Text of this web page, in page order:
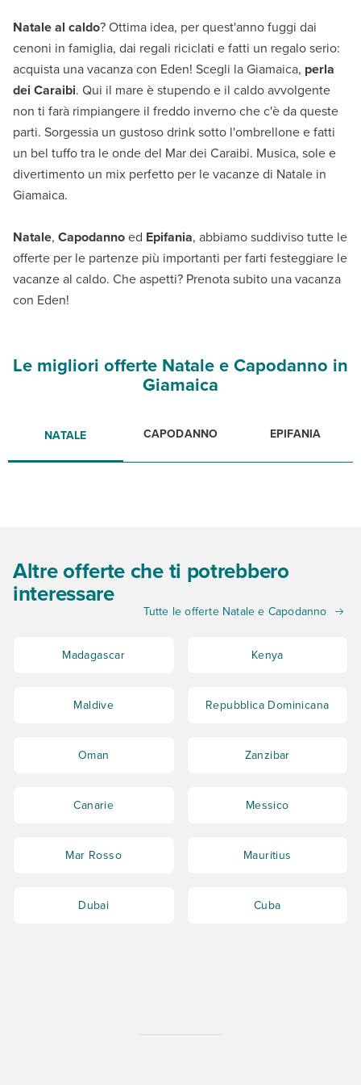
Natale al caldo? Ottima idea, per quest'anno fuggi dai
cenoni in famiglia, dai regali riciclati e fatti un regalo serio:
acquista una vacanza con Eden! Scegli la Giamaica, perla
dei Caraibi. Qui il mare è stupendo e il caldo avvolgente
non ti farà rimpiangere il freddo inverno che c'è da queste
parti. Sorgessia un gustoso drink sotto l'ombrellone e fatti
un bel tuffo tra le onde del Mar dei Caraibi. Musica, sole e
divertimento un mix perfetto per le vacanze di Natale in
Giamaica.
Natale, Capodannoed Epifania, abbiamo suddiviso tutte le
offerte per le partenze più importanti per farti festeggiare le
vacanze al caldo. Che aspetti? Prenota subito una vacanza
con Eden!
Le migliori offerte Natale e Capodanno in
Giamaica
NATALE CAPODANNO EPIFANIA
Altre offerte che ti potrebbero
interessare
Tutte le offerte Natale e Capodanno
Madagascar Kenya
Maldive Repubblica Dominicana
Oman Zanzibar
Canarie Messico
Mar Rosso Mauritius
Dubai Cuba